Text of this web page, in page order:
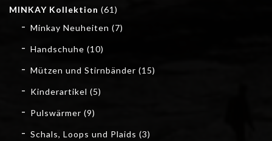
MINKAY Kollektion (61)
Minkay Neuheiten (7)
Handschuhe (10)
Mützen und Stirnbänder (15)
Kinderartikel (5)
Pulswärmer (9)
Schals, Loops und Plaids (3)